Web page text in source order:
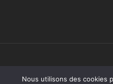
Nous utilisons des cookies